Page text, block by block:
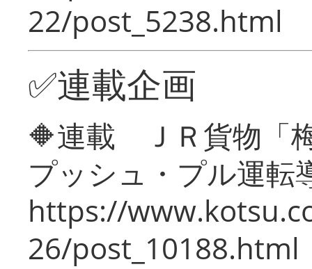
22/post_5238.html
✅連載企画
🔶連載 ＪＲ貨物「
プッシュ・プル運転
https://
26/post_10188.html